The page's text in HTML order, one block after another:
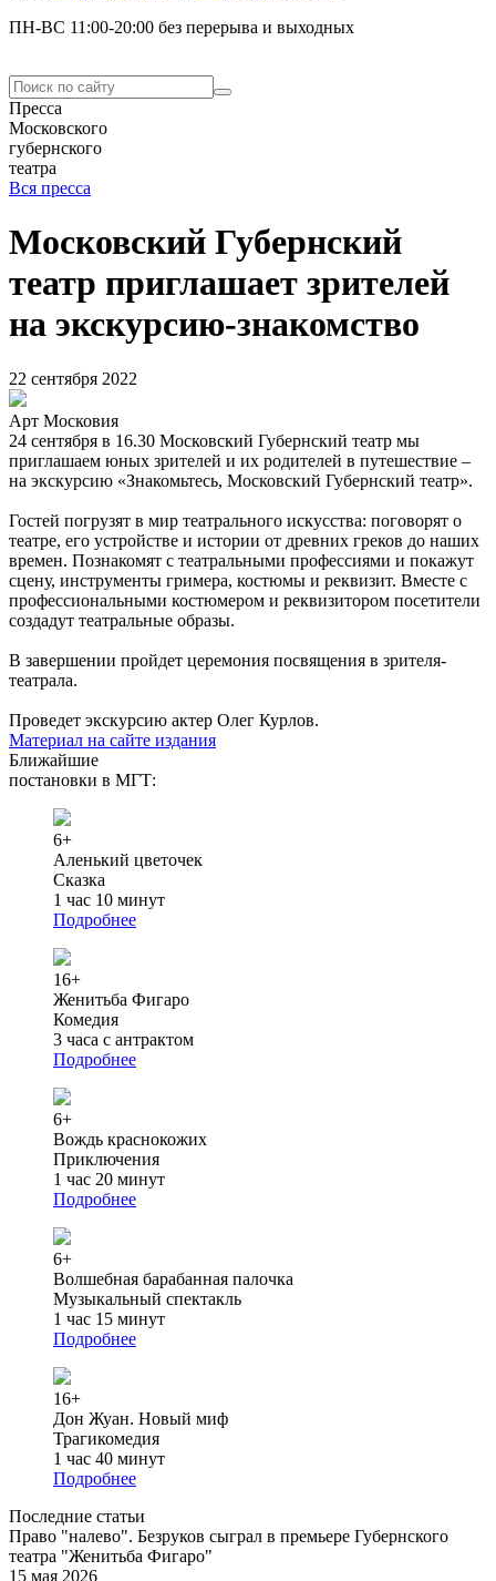
ПН-ВС 11:00-20:00 без перерыва и выходных
Пресса
Московского
губернского
театра
Вся пресса
Московский Губернский
театр приглашает зрителей
на экскурсию-знакомство
22 сентября 2022
Арт Московия
24 сентября в 16.30 Московский Губернский театр мы
приглашаем юных зрителей и их родителей в путешествие –
на экскурсию «Знакомьтесь, Московский Губернский театр».
Гостей погрузят в мир театрального искусства: поговорят о
театре, его устройстве и истории от древних греков до наших
времен. Познакомят с театральными профессиями и покажут
сцену, инструменты гримера, костюмы и реквизит. Вместе с
профессиональными костюмером и реквизитором посетители
создадут театральные образы.
В завершении пройдет церемония посвящения в зрителя-
театрала.
Проведет экскурсию актер Олег Курлов.
Материал на сайте издания
Ближайшие
постановки в МГТ:
6+
Аленький цветочек
Сказка
1 час 10 минут
Подробнее
16+
Женитьба Фигаро
Комедия
3 часа с антрактом
Подробнее
6+
Вождь краснокожих
Приключения
1 час 20 минут
Подробнее
6+
Волшебная барабанная палочка
Музыкальный спектакль
1 час 15 минут
Подробнее
16+
Дон Жуан. Новый миф
Трагикомедия
1 час 40 минут
Подробнее
Последние статьи
Право "налево". Безруков сыграл в премьере Губернского
театра "Женитьба Фигаро"
15 мая 2026